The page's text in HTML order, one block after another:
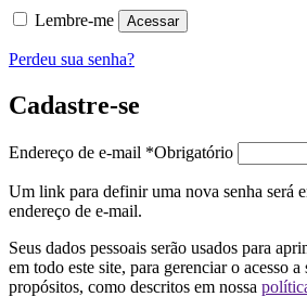
Lembre-me Acessar
Perdeu sua senha?
Cadastre-se
Endereço de e-mail *Obrigatório
Um link para definir uma nova senha será
endereço de e-mail.
Seus dados pessoais serão usados para
em todo este site, para gerenciar o acesso
propósitos, como descritos em nossa